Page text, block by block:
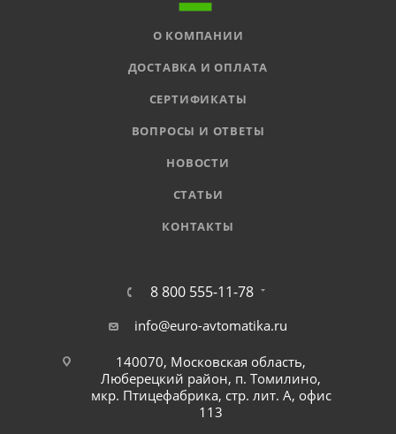
О КОМПАНИИ
ДОСТАВКА И ОПЛАТА
СЕРТИФИКАТЫ
ВОПРОСЫ И ОТВЕТЫ
НОВОСТИ
СТАТЬИ
КОНТАКТЫ
8 800 555-11-78
info@euro-avtomatika.ru
140070, Московская область,
Люберецкий район, п. Томилино,
мкр. Птицефабрика, стр. лит. А, офис
113